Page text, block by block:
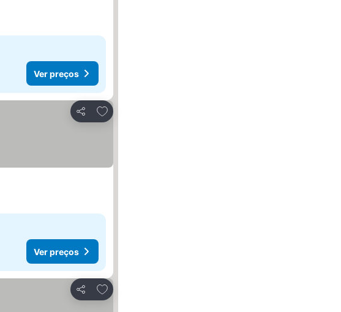
Ver preços
Partilhar
Adicionar aos favoritos
Ver preços
Partilhar
Adicionar aos favoritos